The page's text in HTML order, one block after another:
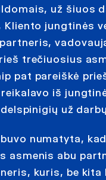
už šiuos
jungtinės
trečiuosius
pat pareiškė
iš
už
numatyta,
asmenis abu
kuris, be kita